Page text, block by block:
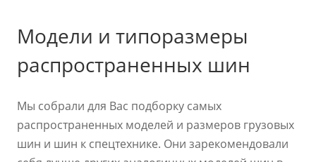
Модели и типоразмеры
распространенных шин
Мы собрали для Вас подборку самых
распространенных моделей и размеров грузовых
шин и шин к спецтехнике. Они зарекомендовали